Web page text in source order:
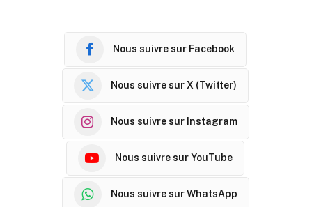
Nous suivre sur Facebook
Nous suivre sur X (Twitter)
Nous suivre sur Instagram
Nous suivre sur YouTube
Nous suivre sur WhatsApp